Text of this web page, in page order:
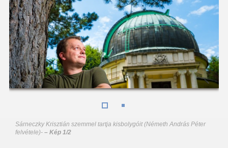
Sárneczky Krisztián szemmel tartja kisbolygóit (Németh András Péter
felvétele)-– Kép 1/2